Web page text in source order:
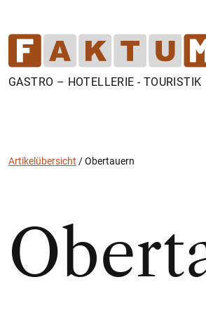
GASTRO – HOTELLERIE - TOURISTIK
Artikelübersicht /Obertauern